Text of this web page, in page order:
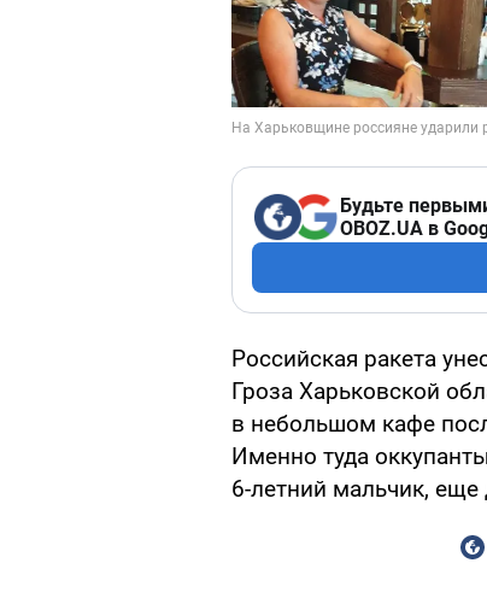
Будьте
OBOZ.UA в
Российская ракета
Гроза Харьковской
в небольшом кафе
Именно туда
6-летний мальчик, еще